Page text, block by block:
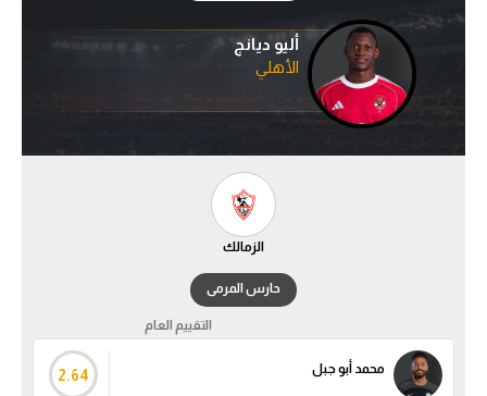
بطولات
أمريكا 2026
الدوري الألماني
الدوري الفرنسي
أليو ديانج
الأهلي
الزمالك
حارس المرمى
التقييم العام
محمد أبو جبل 2.64